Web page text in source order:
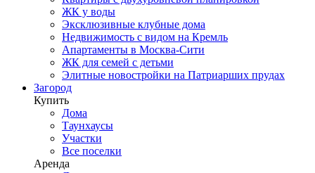
ЖК у воды
Эксклюзивные клубные дома
Недвижимость с видом на Кремль
Апартаменты в Москва-Сити
ЖК для семей с детьми
Элитные новостройки на Патриарших прудах
Загород
Купить
Дома
Таунхаусы
Участки
Все поселки
Аренда